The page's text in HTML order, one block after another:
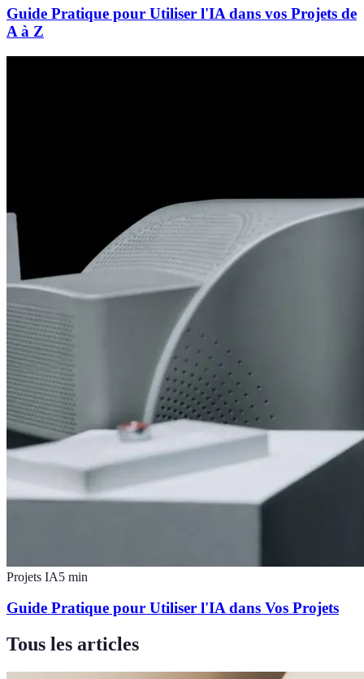
Guide Pratique pour Utiliser l'IA dans vos Projets de
A à Z
Projets IA5 min
Guide Pratique pour Utiliser l'IA dans Vos Projets
Tous les articles